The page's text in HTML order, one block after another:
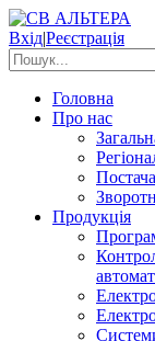
Вхід|Реєстрація
Головна
Про нас
Продукція